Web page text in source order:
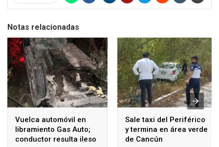
Notas relacionadas
Vuelca automóvil en
libramiento Gas Auto;
conductor resulta ileso
Sale taxi del Periférico
y termina en área verde
de Cancún